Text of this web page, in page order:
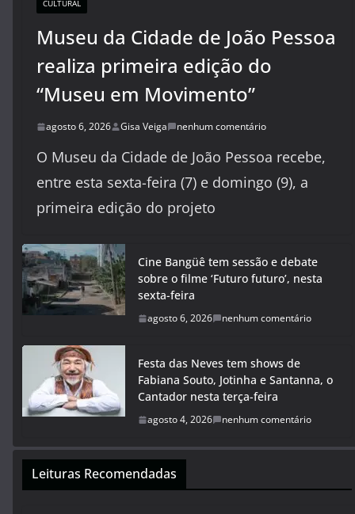
CULTURAL
Museu da Cidade de João Pessoa
realiza primeira edição do
“Museu em Movimento”
agosto 6, 2026 Gisa Veiga nenhum comentário
O Museu da Cidade de João Pessoa recebe,
entre esta sexta-feira (7) e domingo (9), a
primeira edição do projeto
Cine Bangüê tem sessão e debate
sobre o filme ‘Futuro futuro’, nesta
sexta-feira
agosto 6, 2026 nenhum comentário
Festa das Neves tem shows de
Fabiana Souto, Jotinha e Santanna, o
Cantador nesta terça-feira
agosto 4, 2026 nenhum comentário
Leituras Recomendadas